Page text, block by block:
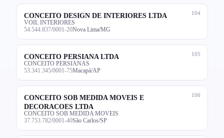
104
CONCEITO DESIGN DE INTERIORES LTDA
VOIL INTERIORES
54.544.837/0001-20Nova Lima/MG
105
CONCEITO PERSIANA LTDA
CONCEITO PERSIANAS
53.341.345/0001-75Macapá/AP
106
CONCEITO SOB MEDIDA MOVEIS E
DECORACOES LTDA
CONCEITO SOB MEDIDA MOVEIS
37.753.782/0001-40São Carlos/SP